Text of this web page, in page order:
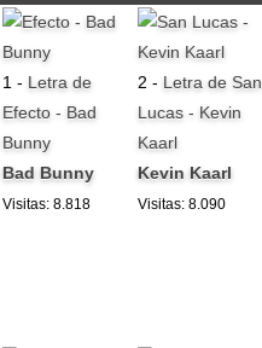
1 - Letra de
Efecto - Bad
Bunny
Bad Bunny
Visitas: 8.818
2 - Letra de San
Lucas - Kevin
Kaarl
Kevin Kaarl
Visitas: 8.090